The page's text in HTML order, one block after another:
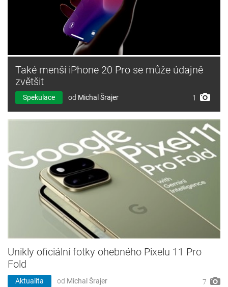
Také menší iPhone 20 Pro se může údajně
zvětšit
Spekulace od Michal Šrajer 1
Unikly oficiální fotky ohebného Pixelu 11 Pro
Fold
Aktualita od Michal Šrajer 7